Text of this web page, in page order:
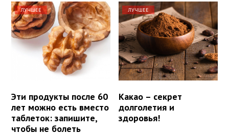
ЛУЧШЕЕ
Эти продукты после 60
лет можно есть вместо
таблеток: запишите,
чтобы не болеть
ЛУЧШЕЕ
Какао – секрет
долголетия и
здоровья!